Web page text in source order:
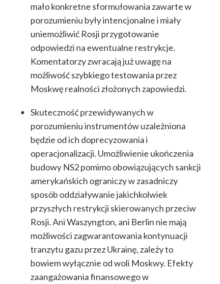
mało konkretne sformułowania zawarte w
porozumieniu były intencjonalne i miały
uniemożliwić Rosji przygotowanie
odpowiedzi na ewentualne restrykcje.
Komentatorzy zwracają już uwagę na
możliwość szybkiego testowania przez
Moskwę realności złożonych zapowiedzi.
Skuteczność przewidywanych w
porozumieniu instrumentów uzależniona
będzie od ich doprecyzowania i
operacjonalizacji. Umożliwienie ukończenia
budowy NS2 pomimo obowiązujących sankcji
amerykańskich ograniczy w zasadniczy
sposób oddziaływanie jakichkolwiek
przyszłych restrykcji skierowanych przeciw
Rosji. Ani Waszyngton, ani Berlin nie mają
możliwości zagwarantowania kontynuacji
tranzytu gazu przez Ukrainę, zależy to
bowiem wyłącznie od woli Moskwy. Efekty
zaangażowania finansowego w